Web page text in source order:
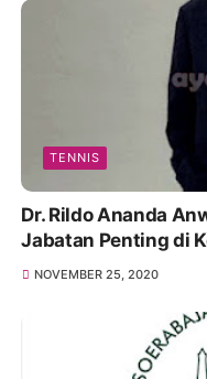
TENNIS
Dr. Rildo Ananda
Jabatan Penting di
NOVEMBER 25, 2020